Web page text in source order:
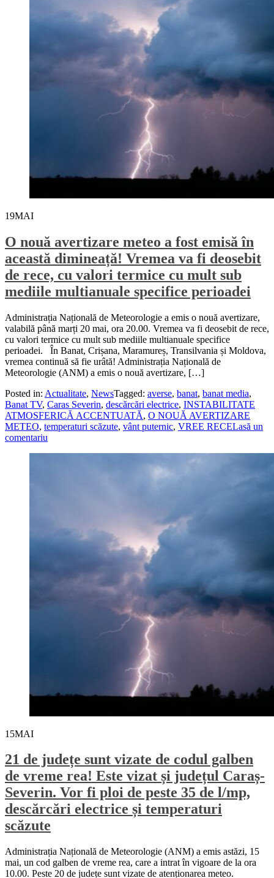
19MAI
O nouă avertizare meteo a fost emisă în
această dimineață! Vremea va fi deosebit
de rece, cu valori termice cu mult sub
mediile multianuale specifice perioadei
Administrația Națională de Meteorologie a emis o nouă avertizare,
valabilă până marți 20 mai, ora 20.00. Vremea va fi deosebit de rece,
cu valori termice cu mult sub mediile multianuale specifice
perioadei. În Banat, Crișana, Maramureș, Transilvania și Moldova,
vremea continuă să fie urâtă! Administrația Națională de
Meteorologie (ANM) a emis o nouă avertizare, […]
Posted in: Actualitate, NewsTagged: averse, banat, banat media,
Banat TV, Caras Severin, descărcări electrice, INSTABILITATE
ATMOSFERICĂ ACCENTUATĂ, O NOUĂ AVERTIZARE
METEO, temperaturi scăzute, vânt puternic, VREE RECELasă un
comentariu
15MAI
21 de județe sunt vizate de codul galben
de vreme rea! Este vizat și județul Caraș-
Severin. Vor fi ploi de peste 35 de l/mp,
descărcări electrice și temperaturi
scăzute
Administrația Națională de Meteorologie (ANM) a emis astăzi, 15
mai, un cod galben de vreme rea, care a intrat în vigoare de la ora
10.00. Peste 20 de județe sunt vizate de atenționarea meteo.